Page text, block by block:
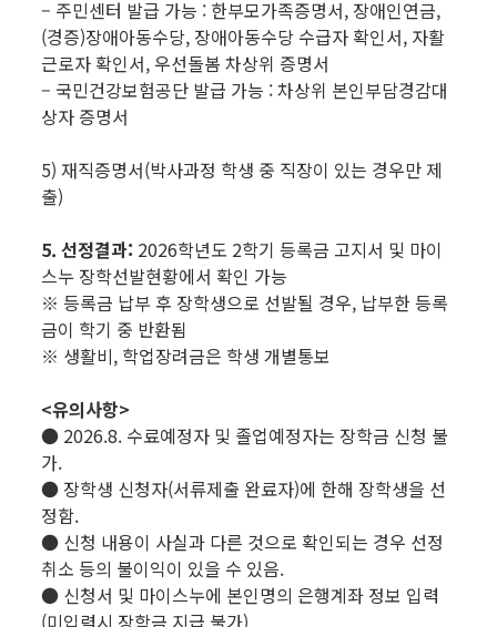
– 주민센터 발급 가능 : 한부모가족증명서, 장애인연금,
(경증)장애아동수당, 장애아동수당 수급자 확인서, 자활
근로자 확인서, 우선돌봄 차상위 증명서
– 국민건강보험공단 발급 가능 : 차상위 본인부담경감대
상자 증명서
5) 재직증명서(박사과정 학생 중 직장이 있는 경우만 제
출)
5. 선정결과: 2026학년도 2학기 등록금 고지서 및 마이
스누 장학선발현황에서 확인 가능
※ 등록금 납부 후 장학생으로 선발될 경우, 납부한 등록
금이 학기 중 반환됨
※ 생활비, 학업장려금은 학생 개별통보
<유의사항>
● 2026.8. 수료예정자 및 졸업예정자는 장학금 신청 불
가.
● 장학생 신청자(서류제출 완료자)에 한해 장학생을 선
정함.
● 신청 내용이 사실과 다른 것으로 확인되는 경우 선정
취소 등의 불이익이 있을 수 있음.
● 신청서 및 마이스누에 본인명의 은행계좌 정보 입력
(미입력시 장학금 지급 불가)